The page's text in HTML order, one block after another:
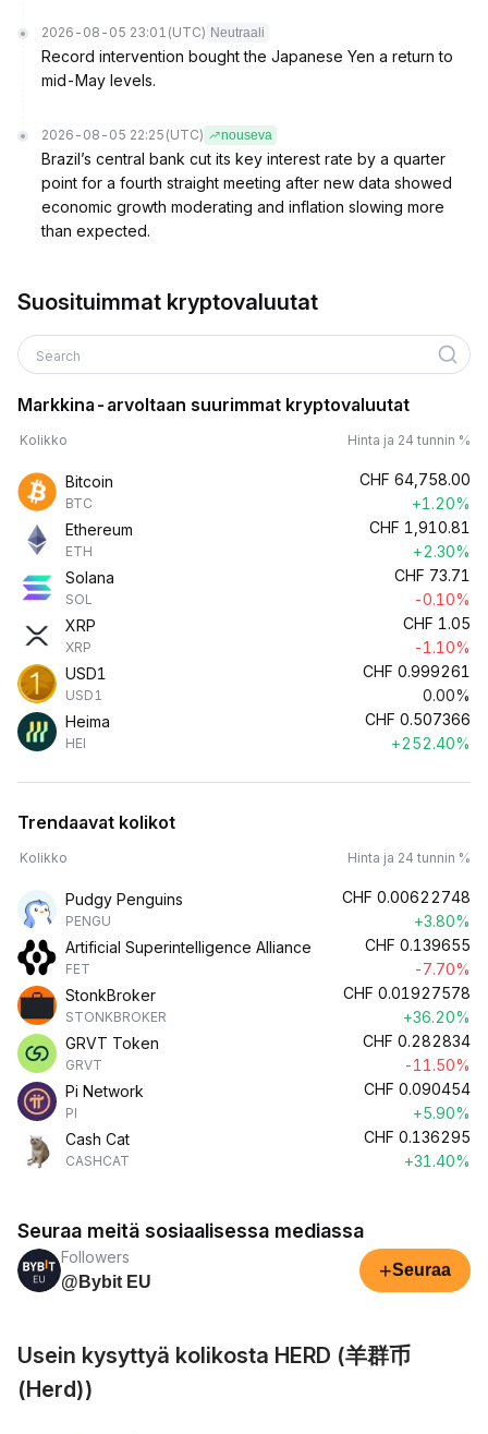
2026-08-05 23:01 (UTC) Neutraali
Record intervention bought the Japanese Yen a return to
mid-May levels.
2026-08-05 22:25 (UTC) nouseva
Brazil’s central bank cut its key interest rate by a quarter
point for a fourth straight meeting after new data showed
economic growth moderating and inflation slowing more
than expected.
Suosituimmat kryptovaluutat
Search
Markkina-arvoltaan suurimmat kryptovaluutat
Kolikko Hinta ja 24 tunnin %
Bitcoin
BTC
CHF 64,758.00
+1.20%
Ethereum
ETH
CHF 1,910.81
+2.30%
Solana
SOL
CHF 73.71
-0.10%
XRP
XRP
CHF 1.05
-1.10%
USD1
USD1
CHF 0.999261
0.00%
Heima
HEI
CHF 0.507366
+252.40%
Trendaavat kolikot
Kolikko Hinta ja 24 tunnin %
Pudgy Penguins
PENGU
CHF 0.00622748
+3.80%
Artificial Superintelligence Alliance
FET
CHF 0.139655
-7.70%
StonkBroker
STONKBROKER
CHF 0.01927578
+36.20%
GRVT Token
GRVT
CHF 0.282834
-11.50%
Pi Network
PI
CHF 0.090454
+5.90%
Cash Cat
CASHCAT
CHF 0.136295
+31.40%
Seuraa meitä sosiaalisessa mediassa
Followers
@Bybit EU
+Seuraa
Usein kysyttyä kolikosta HERD (羊群币
(Herd))